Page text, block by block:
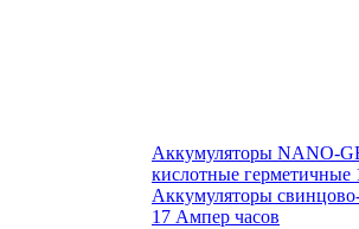
Аккумуляторы NANO-
кислотные герметичные
Аккумуляторы
17 Ампер часов